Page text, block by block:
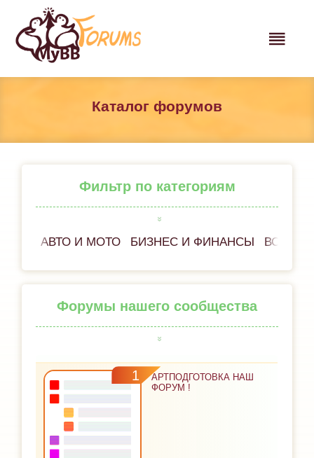
Каталог форумов
Фильтр по категориям
АВТО И МОТО БИЗНЕС И ФИНАНСЫ ВСЁ
Форумы нашего сообщества
1
АРТПОДГОТОВКА НАШ
ФОРУМ !